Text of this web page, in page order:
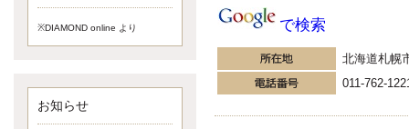
続より、相続税の基礎控除額（相
続税が課税されない遺産の上限
しています。
更新:2017年5月1日(大阪市中央区)
※DIAMOND online より
お知らせ
で検索
北海道札幌
011-762-